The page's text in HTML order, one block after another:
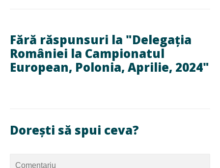
Fără răspunsuri la "Delegația
României la Campionatul
European, Polonia, Aprilie, 2024"
Dorești să spui ceva?